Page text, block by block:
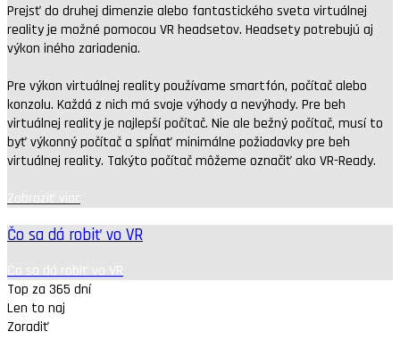
Prejsť do druhej dimenzie alebo fantastického sveta virtuálnej
reality je možné pomocou VR headsetov. Headsety potrebujú aj
výkon iného zariadenia.
Pre výkon virtuálnej reality používame smartfón, počítač alebo
konzolu. Každá z nich má svoje výhody a nevýhody. Pre beh
virtuálnej reality je najlepší počítač. Nie ale bežný počítač, musí to
byť výkonný počítač a spĺňať minimálne požiadavky pre beh
virtuálnej reality. Takýto počítač môžeme označiť ako VR-Ready.
Zobraziť viac
Čo sa dá robiť vo VR
Čo sa dá robiť vo VR
Top za 365 dní
Len to naj
Zoradiť